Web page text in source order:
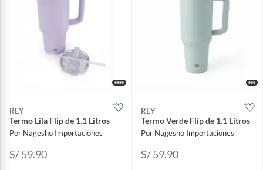
REY
Termo Lila Flip de 1.1 Litros
Por Nagesho Importaciones
S/ 59.90
REY
Termo Verde Flip de 1.1 Litros
Por Nagesho Importaciones
S/ 59.90